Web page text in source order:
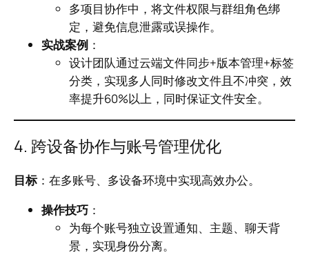
多项目协作中，将文件权限与群组角色绑
定，避免信息泄露或误操作。
实战案例 ：
设计团队通过云端文件同步+版本管理+标签
分类，实现多人同时修改文件且不冲突，效
率提升60%以上，同时保证文件安全。
4. 跨设备协作与账号管理优化
目标：在多账号、多设备环境中实现高效办公。
操作技巧 ：
为每个账号独立设置通知、主题、聊天背
景，实现身份分离。